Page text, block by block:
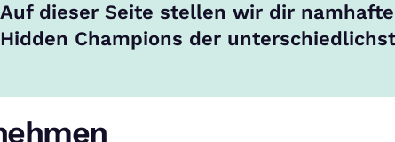
Auf dieser Seite stellen wir dir
Hidden Champions der